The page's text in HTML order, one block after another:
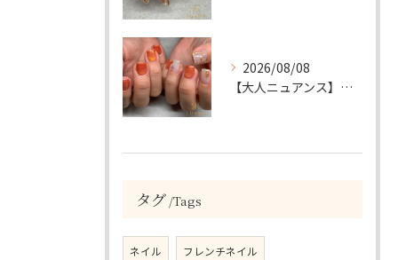
2026/08/08
【大人ニュアンス】マグネット×ぷっくりミラーのニュアンスデザイン
タグ Tags
ネイル フレンチネイル